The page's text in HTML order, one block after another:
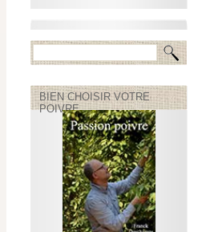
BIEN CHOISIR VOTRE
POIVRE